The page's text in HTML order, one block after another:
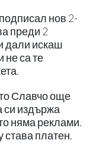
нов 2-
преди 2
дали искаш
не са те
Славчо още
си издържа
няма реклами.
става платен.